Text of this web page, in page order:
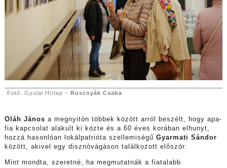
Fotó: Gyulai Hírlap – Rusznyák Csaba
Oláh János a megnyitón többek között arról beszélt, hogy apa-
fia kapcsolat alakult ki közte és a 60 éves korában elhunyt,
hozzá hasonlóan lokálpatrióta szellemiségű Gyarmati Sándor
között, akivel egy disznóvágáson találkozott először.
Mint mondta, szeretné, ha megmutatnák a fiatalabb